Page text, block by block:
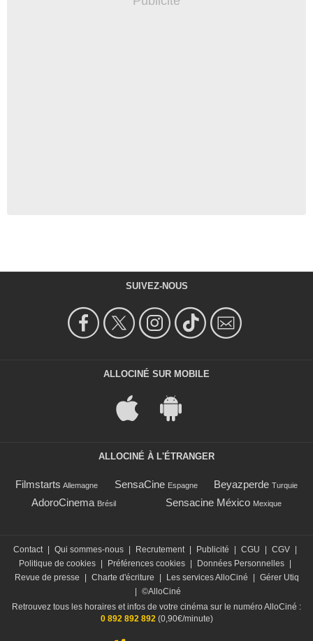
SUIVEZ-NOUS
ALLOCINÉ SUR MOBILE
ALLOCINÉ À L'ÉTRANGER
Filmstarts Allemagne SensaCine Espagne Beyazperde Turquie
AdoroCinema Brésil Sensacine México Mexique
Contact Qui sommes-nous Recrutement Publicité CGU CGV
Politique de cookies
Préférences cookies Données Personnelles
Revue de presse
Charte d'écriture Les services AlloCiné
Gérer Utiq
©AlloCiné
Retrouvez tous les horaires et infos de votre cinéma sur le numéro AlloCiné :
0 892 892 892(0,90€/minute)